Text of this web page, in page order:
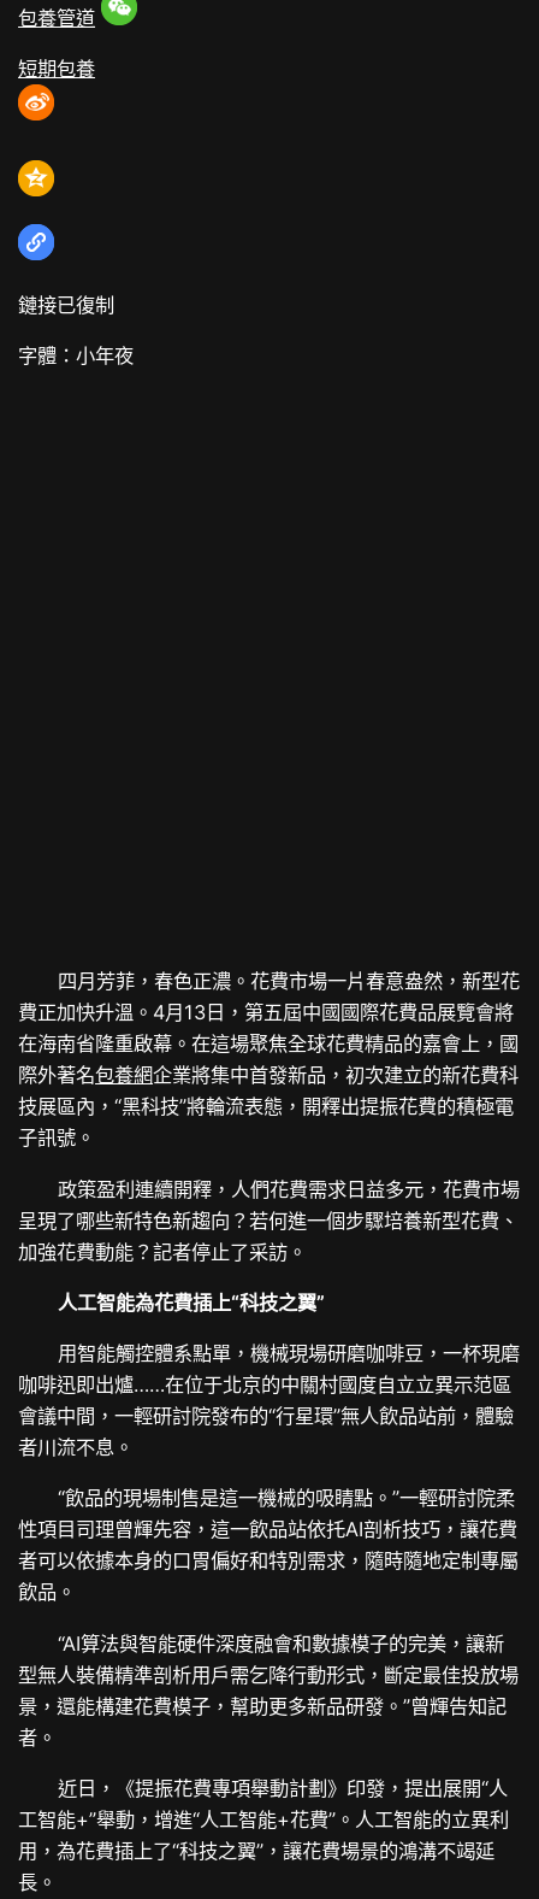
包養管道
短期包養
鏈接已復制
字體：小年夜
四月芳菲，春色正濃。花費市場一片春意盎然，新型花
費正加快升溫。4月13日，第五屆中國國際花費品展覽會將
在海南省隆重啟幕。在這場聚焦全球花費精品的嘉會上，國
際外著名包養網企業將集中首發新品，初次建立的新花費科
技展區內，“黑科技”將輪流表態，開釋出提振花費的積極電
子訊號。
政策盈利連續開釋，人們花費需求日益多元，花費市場
呈現了哪些新特色新趨向？若何進一個步驟培養新型花費、
加強花費動能？記者停止了采訪。
人工智能為花費插上“科技之翼”
用智能觸控體系點單，機械現場研磨咖啡豆，一杯現磨
咖啡迅即出爐……在位于北京的中關村國度自立立異示范區
會議中間，一輕研討院發布的“行星環”無人飲品站前，體驗
者川流不息。
“飲品的現場制售是這一機械的吸睛點。”一輕研討院柔
性項目司理曾輝先容，這一飲品站依托AI剖析技巧，讓花費
者可以依據本身的口胃偏好和特別需求，隨時隨地定制專屬
飲品。
“AI算法與智能硬件深度融會和數據模子的完美，讓新
型無人裝備精準剖析用戶需乞降行動形式，斷定最佳投放場
景，還能構建花費模子，幫助更多新品研發。”曾輝告知記
者。
近日，《提振花費專項舉動計劃》印發，提出展開“人
工智能+”舉動，增進“人工智能+花費”。人工智能的立異利
用，為花費插上了“科技之翼”，讓花費場景的鴻溝不竭延
長。